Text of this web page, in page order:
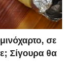
σε
Σίγουρα θα